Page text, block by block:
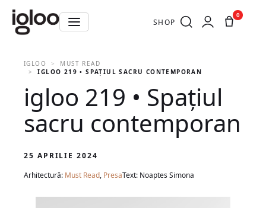
SHOP
0
IGLOO
MUST READ
IGLOO 219 • SPAȚIUL SACRU CONTEMPORAN
igloo 219 • Spațiul
sacru contemporan
25 APRILIE 2024
Arhitectură: Must Read, PresaText: Noaptes Simona